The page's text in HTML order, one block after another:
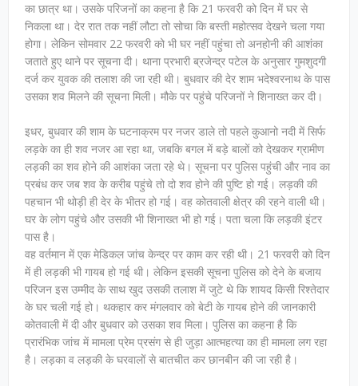
का छात्र था। उसके परिजनों का कहना है कि 21 फरवरी को दिन में घर से
निकला था। देर रात तक नहीं लौटा तो सोचा कि बस्ती महोत्सव देखने चला गया
होगा। लेकिन सोमवार 22 फरवरी को भी घर नहीं पहुंचा तो अनहोनी की आशंका
जताते हुए थाने पर सूचना दी। थाना प्रभारी ब्रजेन्द्र पटेल के अनुसार गुमशुदगी
दर्ज कर युवक की तलाश की जा रही थी। बुधवार की देर शाम भदेश्वरनाथ के पास
उसका शव मिलने की सूचना मिली। मौके पर पहुंचे परिजनों ने शिनाख्त कर दी।
इधर, बुधवार की शाम के घटनाक्रम पर नजर डाले तो पहले कुआनो नदी में सिर्फ
लड़के का ही शव नजर आ रहा था, जबकि बगल में बड़े बालों को देखकर ग्रामीण
लड़की का शव होने की आशंका जता रहे थे। सूचना पर पुलिस पहुंची और नाव का
प्रबंध कर जब शव के करीब पहुंचे तो दो शव होने की पुष्टि हो गई। लड़की की
पहचान भी थोड़ी ही देर के भीतर हो गई। वह कोतवाली क्षेत्र की रहने वाली थी।
घर के लोग पहुंचे और उसकी भी शिनाख्त भी हो गई। पता चला कि लड़की इंटर
पास है।
वह वर्तमान में एक मेडिकल जांच केन्द्र पर काम कर रही थी। 21 फरवरी को दिन
में ही लड़की भी गायब हो गई थी। लेकिन इसकी सूचना पुलिस को देने के बजाय
परिजन इस उम्मीद के साथ खुद उसकी तलाश में जुटे थे कि शायद किसी रिश्तेदार
के घर चली गई हो। थकहार कर मंगलवार को बेटी के गायब होने की जानकारी
कोतवाली में दी और बुधवार को उसका शव मिला। पुलिस का कहना है कि
प्रारंभिक जांच में मामला प्रेम प्रसंग से ही जुड़ा आत्महत्या का ही मामला लग रहा
है। लड़का व लड़की के घरवालों से बातचीत कर छानबीन की जा रही है।